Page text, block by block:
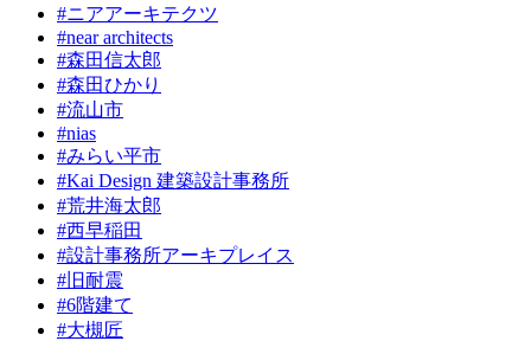
#ニアアーキテクツ
#near architects
#森田信太郎
#森田ひかり
#流山市
#nias
#みらい平市
#Kai Design 建築設計事務所
#荒井海太郎
#西早稲田
#設計事務所アーキプレイス
#旧耐震
#6階建て
#大槻匠